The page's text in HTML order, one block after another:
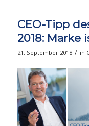
CEO-Tipp
2018: Marke
21. September 2018 / in